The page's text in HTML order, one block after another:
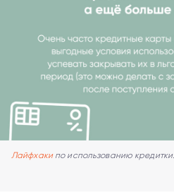
Лайфхаки по использованию кредитки.